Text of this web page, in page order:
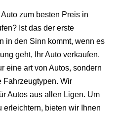
zum besten Preis in
Ist das der erste
in den Sinn kommt, wenn es
geht, Ihr Auto verkaufen.
eine art von Autos, sondern
Fahrzeugtypen. Wir
Autos aus allen Ligen. Um
erleichtern, bieten wir Ihnen